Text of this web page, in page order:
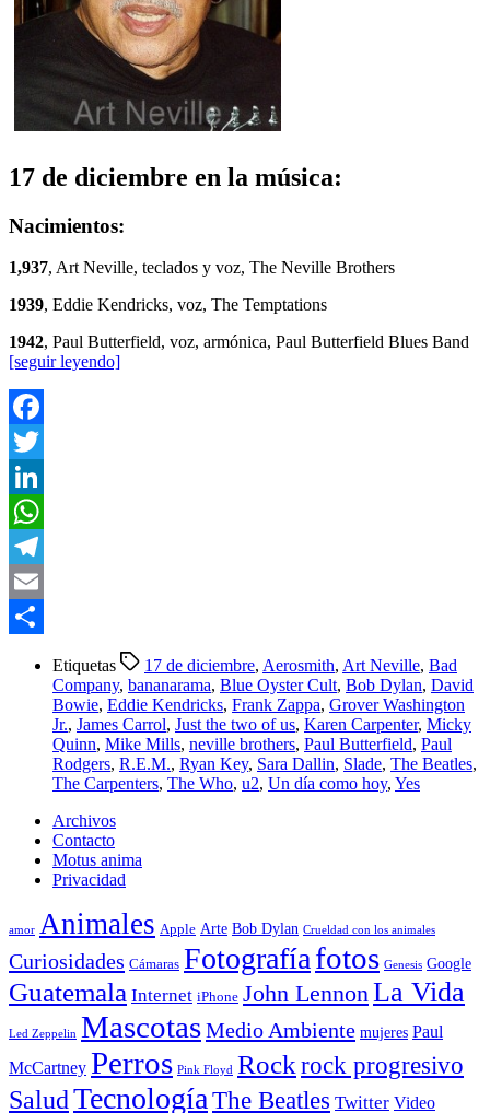
17 de diciembre en la música:
Nacimientos:
1,937, Art Neville, teclados y voz, The Neville Brothers
1939, Eddie Kendricks, voz, The Temptations
1942, Paul Butterfield, voz, armónica, Paul Butterfield Blues Band
[seguir leyendo]
Facebook
Twitter
LinkedIn
WhatsApp
Telegram
Email
Etiquetas 17 de diciembre, Aerosmith, Art Neville, Bad
Company, bananarama, Blue Oyster Cult, Bob Dylan, David
Bowie, Eddie Kendricks, Frank Zappa, Grover Washington
Jr., James Carrol, Just the two of us, Karen Carpenter, Micky
Quinn, Mike Mills, neville brothers, Paul Butterfield, Paul
Rodgers, R.E.M., Ryan Key, Sara Dallin, Slade, The Beatles,
The Carpenters, The Who, u2, Un día como hoy, Yes
Archivos
Contacto
Motus anima
Privacidad
amor Animales Apple Arte Bob Dylan Crueldad con los animales
Curiosidades Cámaras Fotografíafotos Genesis Google
Guatemala Internet iPhone John LennonLa Vida
Led Zeppelin MascotasMedio Ambiente mujeres Paul
McCartney Perros Pink Floyd Rock rock progresivo
SaludTecnologíaThe Beatles Twitter Video